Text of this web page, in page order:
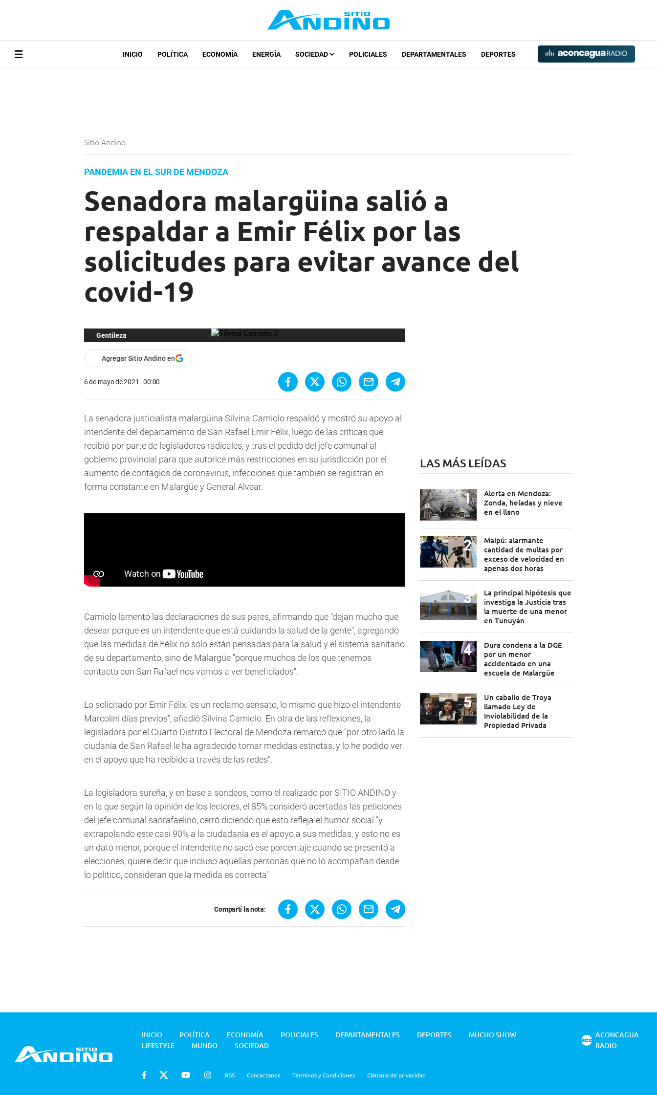
INICIO POLÍTICA ECONOMÍA ENERGÍA SOCIEDAD POLICIALES DEPARTAMENTALES DEPORTES
Sitio Andino
PANDEMIA EN EL SUR DE MENDOZA
Senadora malargüina salió a
respaldar a Emir Félix por las
solicitudes para evitar avance del
covid-19
Gentileza
Agregar Sitio Andino en
6 de mayo de 2021 - 00:00
La senadora justicialista malargüina Silvina Camiolo respaldó y mostró su apoyo al
intendente del departamento de San Rafael Emir Félix, luego de las críticas que
recibió por parte de legisladores radicales, y tras el pedido del jefe comunal al
gobierno provincial para que autorice más restricciones en su jurisdicción por el
aumento de contagios de coronavirus, infecciones que también se registran en
forma constante en Malargüe y General Alvear.
Camiolo lamentó las declaraciones de sus pares, afirmando que "dejan mucho que
desear porque es un intendente que está cuidando la salud de la gente", agregando
que las medidas de Félix no sólo están pensadas para la salud y el sistema sanitario
de su departamento, sino de Malargüe "porque muchos de los que tenemos
contacto con San Rafael nos vamos a ver beneficiados".
Lo solicitado por Emir Félix "es un reclamo sensato, lo mismo que hizo el intendente
Marcolini días previos", añadió Silvina Camiolo. En otra de las reflexiones, la
legisladora por el Cuarto Distrito Electoral de Mendoza remarcó que "por otro lado la
ciudanía de San Rafael le ha agradecido tomar medidas estrictas, y lo he podido ver
en el apoyo que ha recibido a través de las redes".
La legisladora sureña, y en base a sondeos, como el realizado por SITIO ANDINO y
en la que según la opinión de los lectores, el 85% consideró acertadas las peticiones
del jefe comunal sanrafaelino, cerró diciendo que esto refleja el humor social "y
extrapolando este casi 90% a la ciudadanía es el apoyo a sus medidas, y esto no es
un dato menor, porque el intendente no sacó ese porcentaje cuando se presentó a
elecciones, quiere decir que incluso aquellas personas que no lo acompañan desde
lo político, consideran que la medida es correcta"
Compartí la nota:
LAS MÁS LEÍDAS
Alerta en Mendoza:
Zonda, heladas y nieve
en el llano
Maipú: alarmante
cantidad de multas por
exceso de velocidad en
apenas dos horas
La principal hipótesis que
investiga la Justicia tras
la muerte de una menor
en Tunuyán
Dura condena a la DGE
por un menor
accidentado en una
escuela de Malargüe
Un caballo de Troya
llamado Ley de
Inviolabilidad de la
Propiedad Privada
INICIO POLÍTICA ECONOMÍA POLICIALES DEPARTAMENTALES DEPORTES
MUCHO SHOW
LIFESTYLE
MUNDO SOCIEDAD
RSS Contactanos Términos y Condiciones Cláusula de privacidad
ACONCAGUA
RADIO